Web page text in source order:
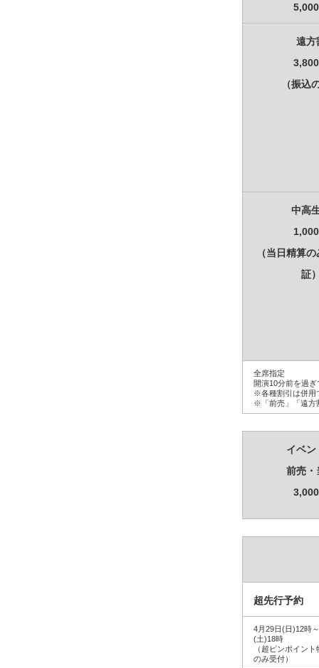
遠方
（振込
中高
（当日精算
証
全席指定
開演10分前を過
※各種割引は併用
※「前売」「遠方
イベン
前売・
超先行予約
4月29日(日)12時
(土)18時
（超ピンポイント
のみ受付）